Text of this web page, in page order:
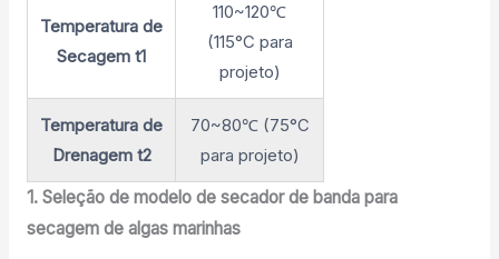
Temperatura de
Secagem t1
110~120℃
(115°C para
projeto)
Temperatura de
Drenagem t2
70~80℃ (75°C
para projeto)
1. Seleção de modelo de secador de banda para
secagem de algas marinhas